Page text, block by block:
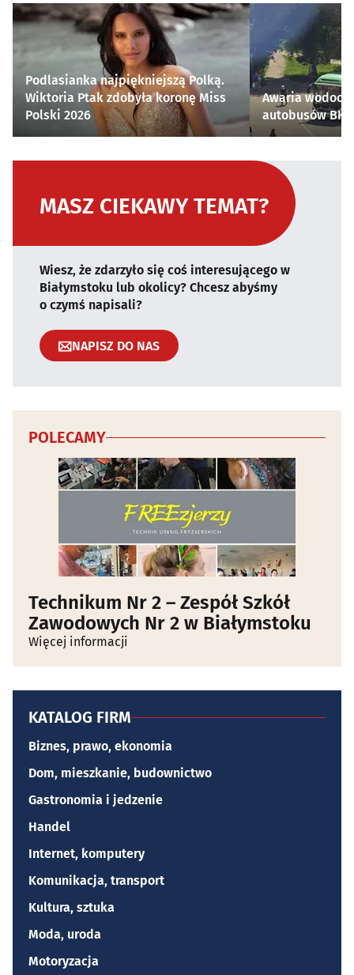
Podlasianka najpiękniejszą Polką.
Wiktoria Ptak zdobyła koronę Miss
Polski 2026
Awaria
autobusów
MASZ CIEKAWY TEMAT?
Wiesz, że zdarzyło się coś interesującego w
Białymstoku lub okolicy? Chcesz abyśmy
o czymś napisali?
NAPISZ DO NAS
POLECAMY
Technikum Nr 2 – Zespół Szkół
Zawodowych Nr 2 w Białymstoku
Więcej informacji
KATALOG FIRM
Biznes, prawo, ekonomia
Dom, mieszkanie, budownictwo
Gastronomia i jedzenie
Handel
Internet, komputery
Komunikacja, transport
Kultura, sztuka
Moda, uroda
Motoryzacja